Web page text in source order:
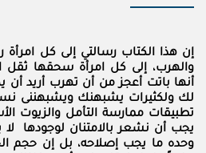
إن هذا الكتاب رسالتي إلى كل
والهرب، إلى كل امرأة سحقها ثقل
أنها باتت أعجز من أن تهرب أريد
لك ولكثيرات يشبهنك ويشبهننى
تطبيقات ممارسة التأمل والزيوت
يجب أن نشعر بالامتنان لوجودها
وحده ما يجب إصلاحه، بل إن حجم